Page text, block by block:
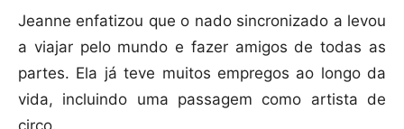
Jeanne enfatizou que o nado sincronizado a levou
a viajar pelo mundo e fazer amigos de todas as
partes. Ela já teve muitos empregos ao longo da
vida, incluindo uma passagem como artista de